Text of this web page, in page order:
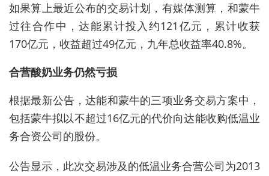
如果算上最近公布的交易计划，有媒体测算，和蒙牛
过往合作中，达能累计投入约121亿元，累计收获
170亿元，收益超过49亿元，九年总收益率40.8%。
合营酸奶业务仍然亏损
根据最新公告，达能和蒙牛的三项业务交易方案中，
包括蒙牛拟以不超过16亿元的代价向达能收购低温业
务合资公司的股份。
公告显示，此次交易涉及的低温业务合营公司为2013